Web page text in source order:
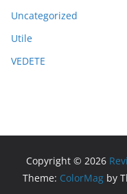
Uncategorized
Utile
VEDETE
Copyright © 2026
Theme: ColorMag by